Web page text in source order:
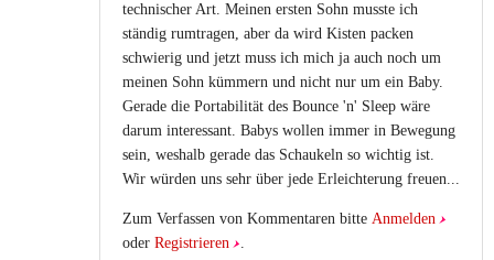
technischer Art. Meinen ersten Sohn musste ich
ständig rumtragen, aber da wird Kisten packen
schwierig und jetzt muss ich mich ja auch noch um
meinen Sohn kümmern und nicht nur um ein Baby.
Gerade die Portabilität des Bounce 'n' Sleep wäre
darum interessant. Babys wollen immer in Bewegung
sein, weshalb gerade das Schaukeln so wichtig ist.
Wir würden uns sehr über jede Erleichterung freuen...
Zum Verfassen von Kommentaren bitte Anmelden
oder Registrieren .